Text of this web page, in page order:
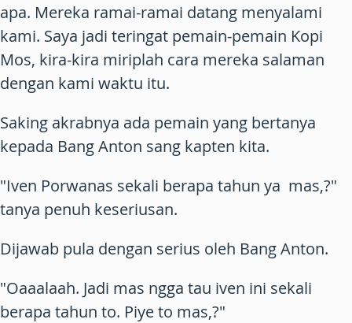
apa. Mereka ramai-ramai datang menyalami
kami. Saya jadi teringat pemain-pemain Kopi
Mos, kira-kira miriplah cara mereka salaman
dengan kami waktu itu.
Saking akrabnya ada pemain yang bertanya
kepada Bang Anton sang kapten kita.
"Iven Porwanas sekali berapa tahun ya mas,?"
tanya penuh keseriusan.
Dijawab pula dengan serius oleh Bang Anton.
"Oaaalaah. Jadi mas ngga tau iven ini sekali
berapa tahun to. Piye to mas,?"